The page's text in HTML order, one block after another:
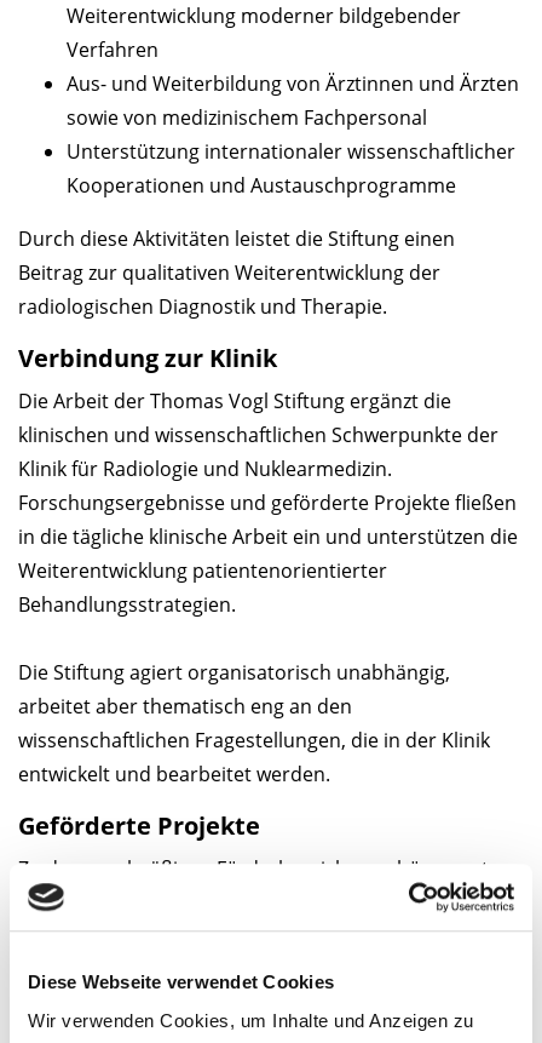
Diese Webseite verwendet Cookies
Wir verwenden Cookies, um Inhalte und Anzeigen zu
Weiterentwicklung moderner bildgebender
Verfahren
Aus- und Weiterbildung von Ärztinnen und Ärzten
sowie von medizinischem Fachpersonal
Unterstützung internationaler wissenschaftlicher
Kooperationen und Austauschprogramme
Durch diese Aktivitäten leistet die Stiftung einen
Beitrag zur qualitativen Weiterentwicklung der
radiologischen Diagnostik und Therapie.
Verbindung zur Klinik
Die Arbeit der Thomas Vogl Stiftung ergänzt die
klinischen und wissenschaftlichen Schwerpunkte der
Klinik für Radiologie und Nuklearmedizin.
Forschungsergebnisse und geförderte Projekte fließen
in die tägliche klinische Arbeit ein und unterstützen die
Weiterentwicklung patientenorientierter
Behandlungsstrategien.
Die Stiftung agiert organisatorisch unabhängig,
arbeitet aber thematisch eng an den
wissenschaftlichen Fragestellungen, die in der Klinik
entwickelt und bearbeitet werden.
Geförderte Projekte
Zu den regelmäßigen Förderbereichen gehören unter
anderem:
Therapieverfahren
Forschungsarbeiten im Bereich der